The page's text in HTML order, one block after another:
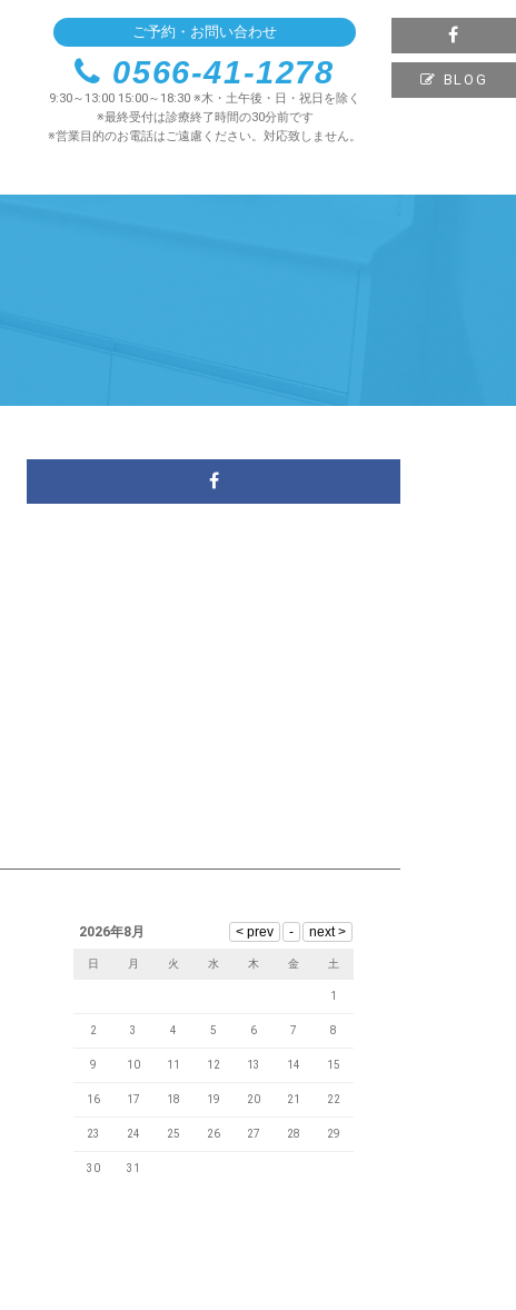
ご予約・お問い合わせ
0566-41-1278
9:30～13:00 15:00～18:30 ※木・土午後・日・祝日を除く
※最終受付は診療終了時間の30分前です
※営業目的のお電話はご遠慮ください。対応致しません。
BLOG
2026年8月
日 月 火 水 木 金 土
1
2 3 4 5 6 7 8
9 10 11 12 13 14 15
16 17 18 19 20 21 22
23 24 25 26 27 28 29
30 31